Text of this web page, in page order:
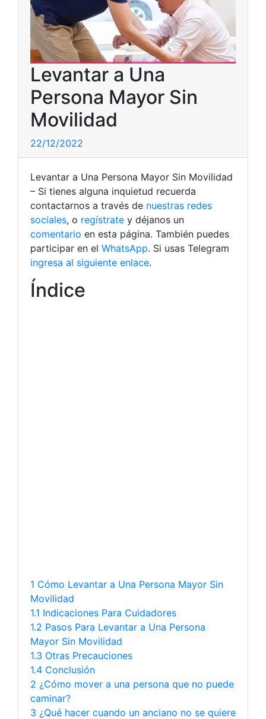
Levantar a Una
Persona Mayor Sin
Movilidad
22/12/2022
Levantar a Una Persona Mayor Sin Movilidad
– Si tienes alguna inquietud recuerda
contactarnos a través de nuestras redes
sociales, o regístrate y déjanos un
comentario en esta página. También puedes
participar en el WhatsApp. Si usas Telegram
ingresa al siguiente enlace.
Índice
1 Cómo Levantar a Una Persona Mayor Sin
Movilidad
1.1 Indicaciones Para Cuidadores
1.2 Pasos Para Levantar a Una Persona
Mayor Sin Movilidad
1.3 Otras Precauciones
1.4 Conclusión
2 ¿Cómo mover a una persona que no puede
caminar?
3 ¿Qué hacer cuando un anciano no se quiere